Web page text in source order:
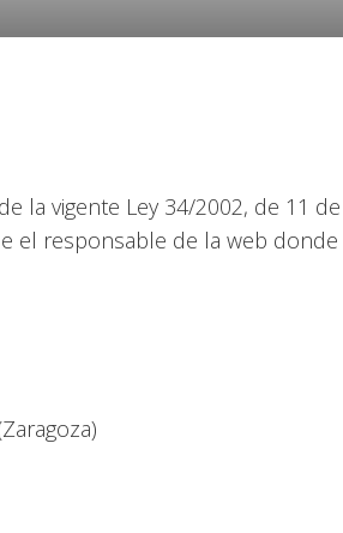
vigente Ley 34/2002, de 11
el responsable de la web